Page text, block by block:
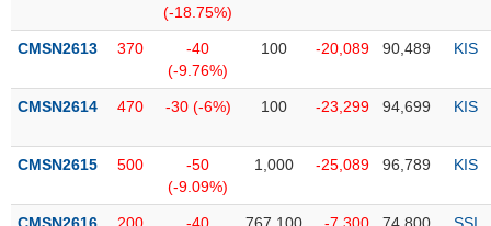
sung
niêm
yết
Theo
dõi
biệt
(-18.75%)
CMSN2613 370
-40
(-9.76%)
100 -20,089 90,489 KIS
CMSN2614 470 -30 (-6%) 100 -23,299 94,699 KIS
CMSN2615 500
-50
(-9.09%)
1,000 -25,089 96,789 KIS
TRÁI
CÔNG
ĐẦU